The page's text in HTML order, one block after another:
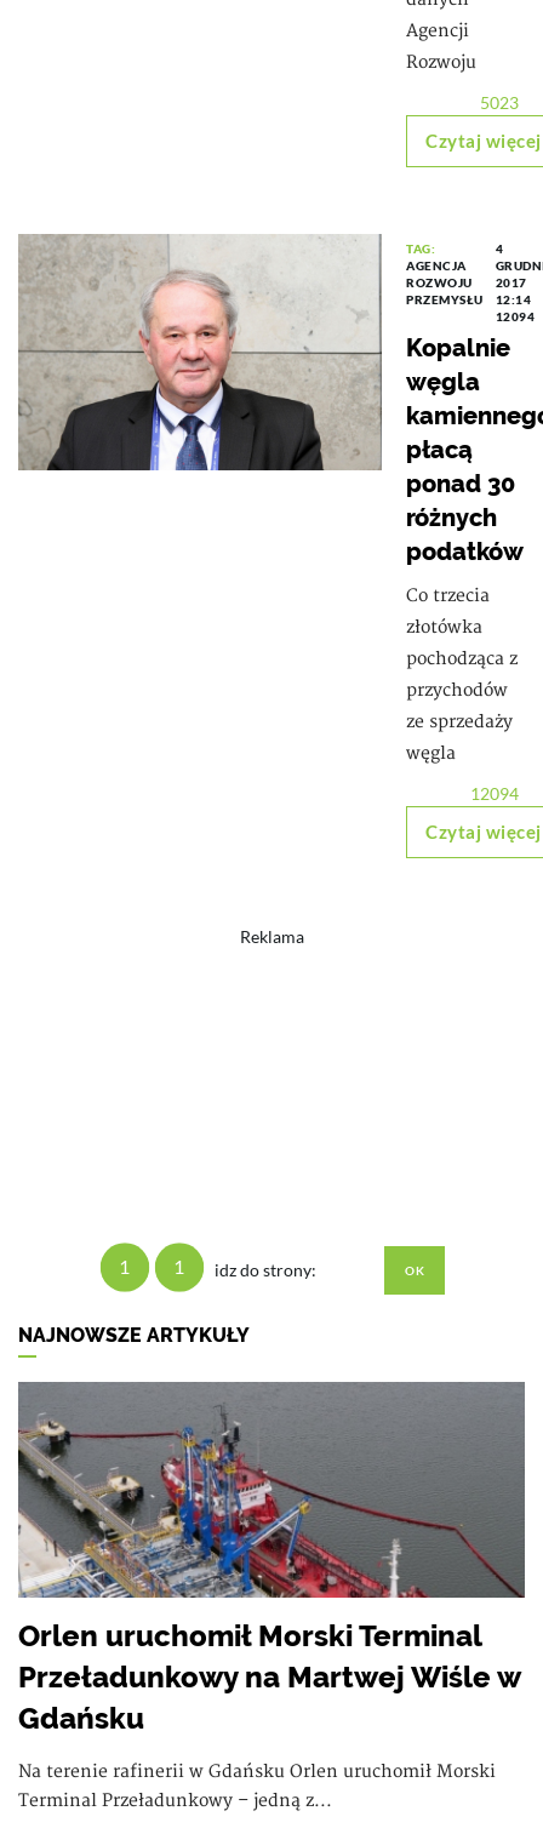
Agencji
Rozwoju
5023
Czytaj więcej
TAG:
AGENCJA
ROZWOJU
PRZEMYSŁU
4
2017
12:14
12094
Kopalnie
węgla
płacą
ponad 30
różnych
podatków
Co trzecia
złotówka
pochodząca z
przychodów
ze sprzedaży
węgla
12094
Czytaj więcej
Reklama
1 1 idz do strony:
NAJNOWSZE ARTYKUŁY
Orlen uruchomił Morski Terminal
Przeładunkowy na Martwej Wiśle w
Gdańsku
Na terenie rafinerii w Gdańsku Orlen uruchomił Morski
Terminal Przeładunkowy – jedną z...